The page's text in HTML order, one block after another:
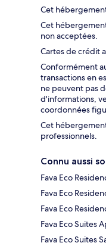
Cet
Cet
non acceptées.
Cartes de crédit
Conformément
transactions en
ne peuvent pas
d'informations,
coordonnées
Cet
professionnels.
Connu aussi
Fava Eco
Fava Eco
Fava Eco
Fava Eco Suites
Fava Eco Suites